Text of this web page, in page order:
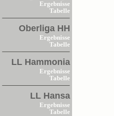
Ergebnisse
Tabelle
Oberliga HH
Ergebnisse
Tabelle
LL Hammonia
Ergebnisse
Tabelle
LL Hansa
Ergebnisse
Tabelle